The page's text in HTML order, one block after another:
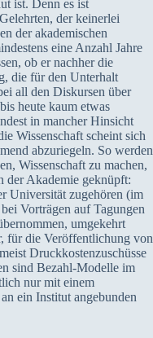
ist. Denn es ist
der keinerlei
der akademischen
eine Anzahl Jahre
ob er nachher die
die für den Unterhalt
all den Diskursen über
heute kaum etwas
in mancher Hinsicht
Wissenschaft scheint sich
abzuriegeln. So werden
Wissenschaft zu machen,
der Akademie geknüpft:
Universität zugehören (im
Vorträgen auf Tagungen
umgekehrt
für die Veröffentlichung von
Druckkostenzuschüsse
sind Bezahl-Modelle im
nur mit einem
ein Institut angebunden